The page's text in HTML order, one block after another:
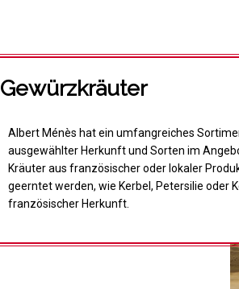
Gewürzkräuter
Albert Ménès hat ein umfangreiches
ausgewählter Herkunft und Sorten im
Kräuter aus französischer oder lokaler
geerntet werden, wie Kerbel, Petersilie oder
französischer Herkunft.